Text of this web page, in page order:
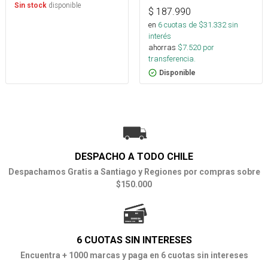
Sin stock disponible
$ 187.990
en 6cuotas de $31.332sin
interés
ahorras $7.520 por
transferencia.
Disponible
DESPACHO A TODO CHILE
Despachamos Gratis a Santiago y Regiones por compras sobre
$150.000
6 CUOTAS SIN INTERESES
Encuentra + 1000 marcas y paga en 6 cuotas sin intereses